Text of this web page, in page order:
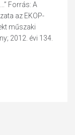
Forrás: A
az EKOP-
műszaki
2012. évi 134.